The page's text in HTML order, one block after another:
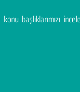
başlıklarımızı